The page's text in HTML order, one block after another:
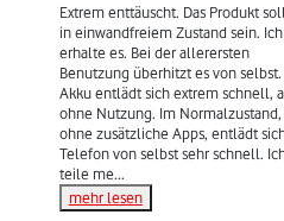
Extrem enttäuscht. Das Produkt
in einwandfreiem Zustand sein. Ich
erhalte es. Bei der allerersten
Benutzung überhitzt es von selbst.
Akku entlädt sich extrem schnell,
ohne Nutzung. Im Normalzustand,
ohne zusätzliche Apps, entlädt
Telefon von selbst sehr schnell.
teile me...
mehr lesen